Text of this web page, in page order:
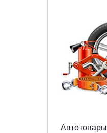
Автотовары